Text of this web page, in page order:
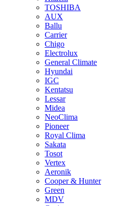
TOSHIBA
AUX
Ballu
Carrier
Chigo
Electrolux
General Climate
Hyundai
IGC
Kentatsu
Lessar
Midea
NeoClima
Pioneer
Royal Clima
Sakata
Tosot
Vertex
Aeronik
Cooper & Hunter
Green
MDV